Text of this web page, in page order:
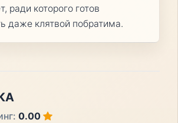
ради которого готов
даже клятвой побратима.
0.00